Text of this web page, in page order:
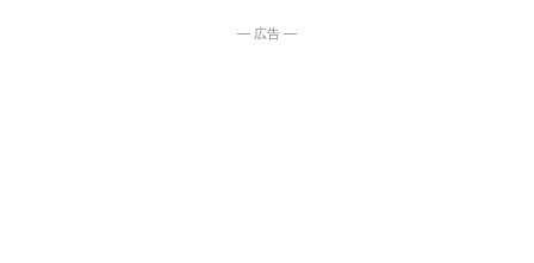
― 広告 ―